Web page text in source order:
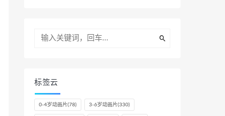
标签云
0-4岁动画片(78) 3-6岁动画片(330)